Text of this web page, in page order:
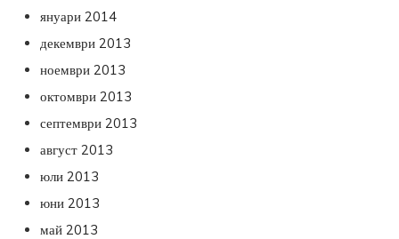
януари 2014
декември 2013
ноември 2013
октомври 2013
септември 2013
август 2013
юли 2013
юни 2013
май 2013